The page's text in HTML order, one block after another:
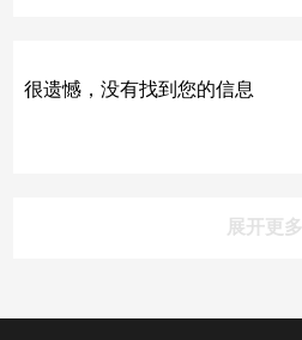
很遗憾，没有找到您的信息
展开更多
产品中心